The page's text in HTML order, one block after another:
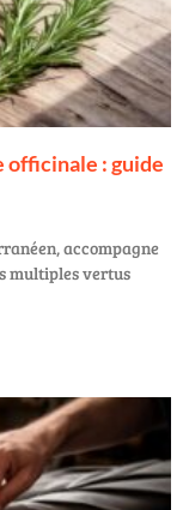
officinale : guide
accompagne
multiples vertus